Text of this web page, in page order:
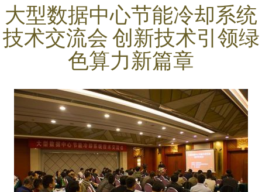
大型数据中心节能冷却系统
技术交流会 创新技术引领绿
色算力新篇章